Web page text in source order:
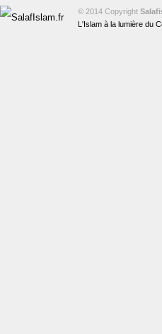
© 2014 Copyright
L'Islam à la lumière du